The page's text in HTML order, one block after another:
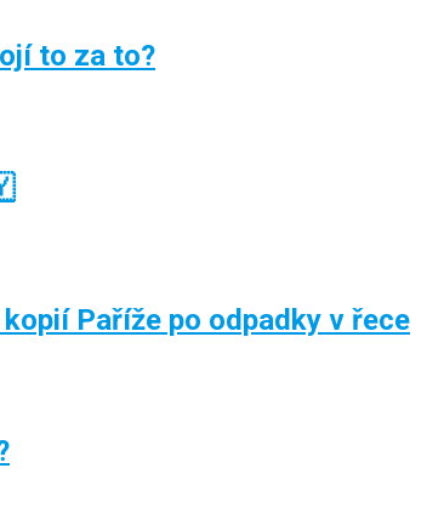
to za to?
Paříže po odpadky v řece